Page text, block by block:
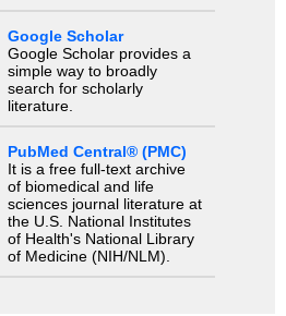
Google Scholar
Google Scholar provides a
simple way to broadly
search for scholarly
literature.
PubMed Central® (PMC)
It is a free full-text archive
of biomedical and life
sciences journal literature at
the U.S. National Institutes
of Health's National Library
of Medicine (NIH/NLM).